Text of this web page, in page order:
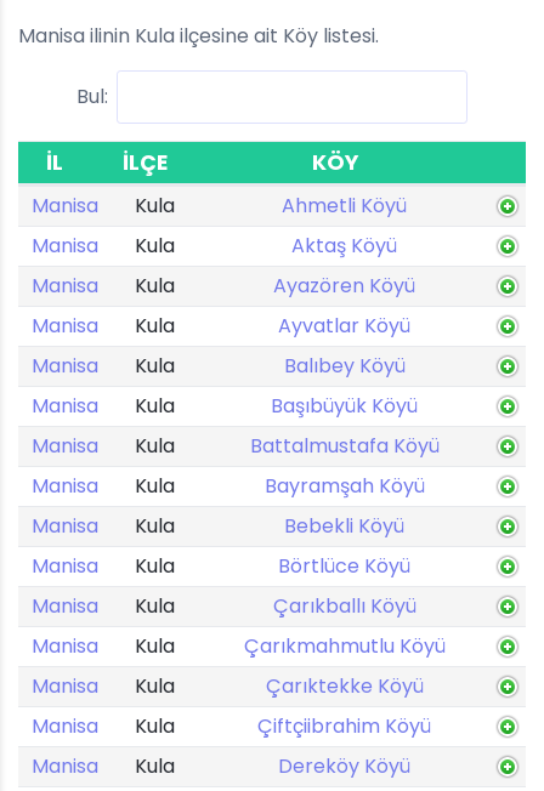
Manisa ilinin Kula ilçesine ait Köy listesi.
Bul:
İL İLÇE KÖY
Manisa Kula
Ahmetli Köyü
Manisa
Kula
Aktaş Köyü
Manisa
Kula
Ayazören Köyü
Manisa
Kula
Ayvatlar Köyü
Manisa
Kula
Balıbey Köyü
Manisa
Kula
Başıbüyük Köyü
Manisa
Kula
Battalmustafa Köyü
Manisa
Kula
Bayramşah Köyü
Manisa
Kula
Bebekli Köyü
Manisa
Kula
Börtlüce Köyü
Manisa
Kula
Çarıkballı Köyü
Manisa
Kula
Çarıkmahmutlu Köyü
Manisa
Kula
Çarıktekke Köyü
Manisa
Kula
Çiftçiibrahim Köyü
Manisa
Kula
Dereköy Köyü